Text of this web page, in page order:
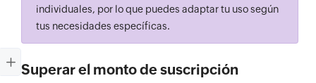
individuales, por lo que puedes adaptar tu uso según
tus necesidades específicas.
Superar el monto de suscripción